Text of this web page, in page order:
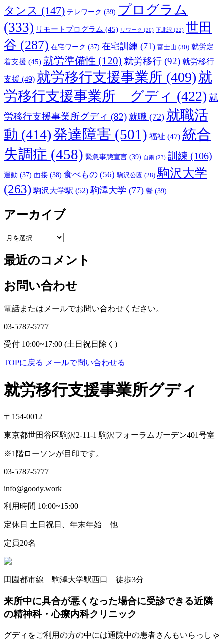
タンス (147) テレワーク (39) プログラム
(333) リモートプログラム (45) リワーク (20) 下北沢 (22) 世田
谷 (287) 在宅ワーク (37) 在宅訓練 (71) 富士山 (30) 就労定
着支援 (45) 就労準備性 (120) 就労移行 (92) 就労移行
支援 (49) 就労移行支援事業所 (409)就
労移行支援事業所 グディ (422) 就
労移行支援事業所グディ (82) 就職 (72) 就職活
動 (414)発達障害 (501) 福祉 (47) 統合
失調症 (458) 緊急事態宣言 (39) 自粛 (23) 訓練 (106)
運動 (37) 面接 (38) 食べもの (56) 駒沢公園 (28) 駒沢大学
(263) 駒沢大学駅 (52) 駒澤大学 (77) 鬱 (39)
アーカイブ
ア
カ
イ
ブ
最近のコメント
お問い合わせ
電話またはメールでお問い合わせください。
03-5787-5777
受付 10:00~17:00 (土日祝日除く)
TOPに戻る メールで問い合わせる
就労移行支援事業所グディ
〒154-0012
東京都世田谷区駒沢2-11-1 駒沢フォーラムガーデン401号室
※1階ローソンが目印です。
03-5787-5777
info@goody.work
利用時間 10:00~15:00
定休日 土日祝日、年末年始 他
定員20名
田園都市線 駒澤大学駅西口 徒歩3分
来所中に具合が悪くなった場合に受診できる近隣
の精神科・心療内科クリニック
グディをご利用の方の中には通院中の患者さんもいらっしゃ